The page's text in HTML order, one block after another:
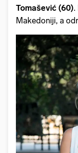
Tomašević (60).
Makedoniji, a